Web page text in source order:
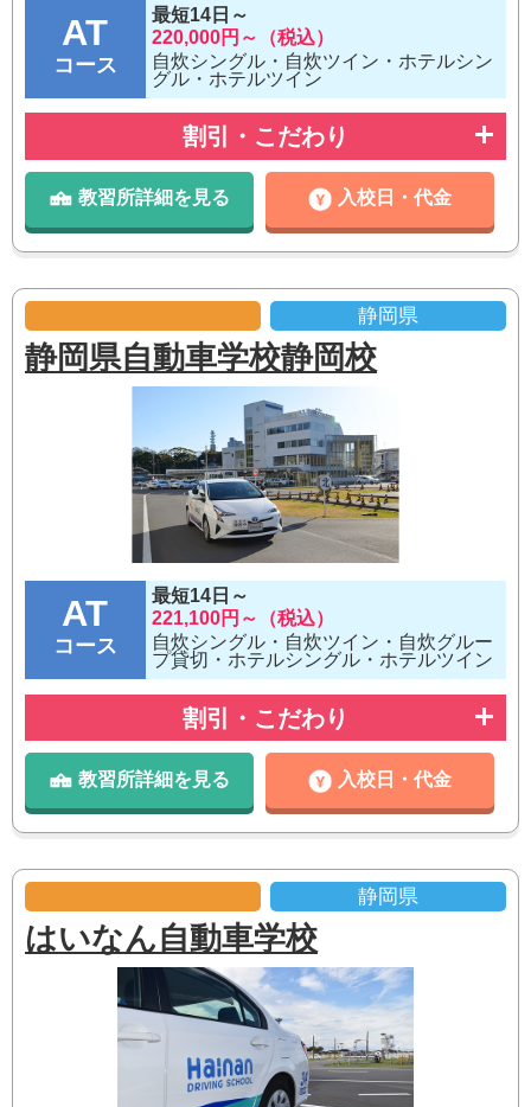
AT
コース
最短14日～
220,000円～（税込）
自炊シングル・自炊ツイン・ホテルシン
グル・ホテルツイン
割引・こだわり
教習所詳細を見る 入校日・代金
静岡県
静岡県自動車学校静岡校
AT
コース
最短14日～
221,100円～（税込）
自炊シングル・自炊ツイン・自炊グルー
プ貸切・ホテルシングル・ホテルツイン
割引・こだわり
教習所詳細を見る 入校日・代金
静岡県
はいなん自動車学校